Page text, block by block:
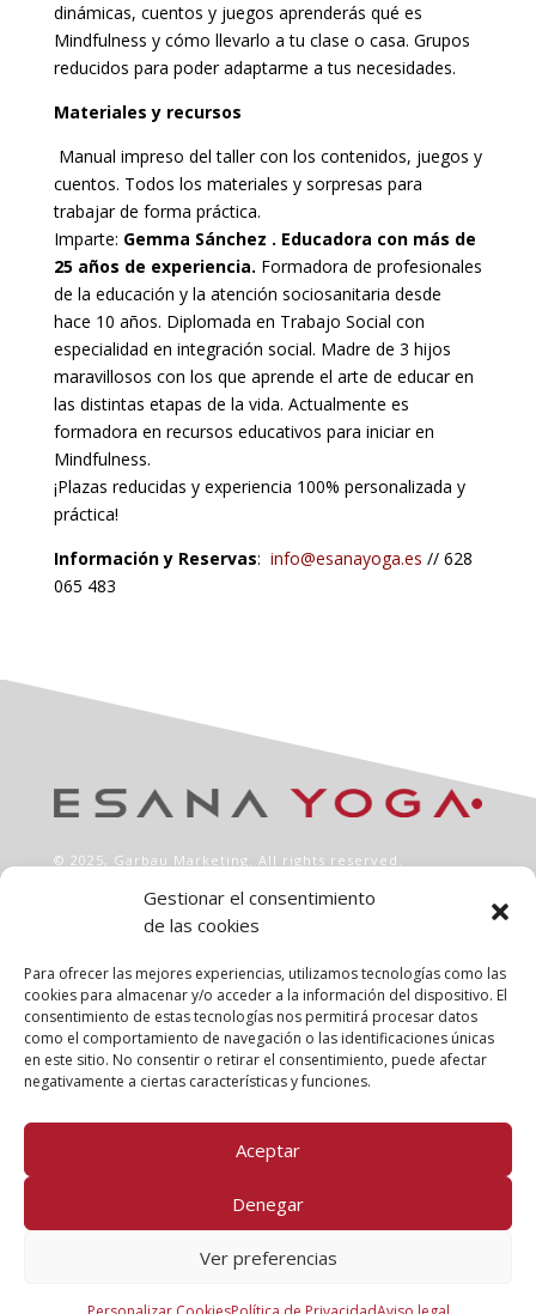
Gestionar el consentimiento
de las cookies
Para ofrecer las mejores experiencias, utilizamos tecnologías como las
cookies para almacenar y/o acceder a la información del dispositivo. El
consentimiento de estas tecnologías nos permitirá procesar datos
como el comportamiento de navegación o las identificaciones únicas
en este sitio. No consentir o retirar el consentimiento, puede afectar
negativamente a ciertas características y funciones.
Aceptar
Denegar
Ver preferencias
dinámicas, cuentos y juegos aprenderás qué es
Mindfulness y cómo llevarlo a tu clase o casa. Grupos
reducidos para poder adaptarme a tus necesidades.
Materiales y recursos
Manual impreso del taller con los contenidos, juegos y
cuentos. Todos los materiales y sorpresas para
trabajar de forma práctica.
Imparte: Gemma Sánchez . Educadora con más de
25 años de experiencia. Formadora de profesionales
de la educación y la atención sociosanitaria desde
hace 10 años. Diplomada en Trabajo Social con
especialidad en integración social. Madre de 3 hijos
maravillosos con los que aprende el arte de educar en
las distintas etapas de la vida. Actualmente es
formadora en recursos educativos para iniciar en
Mindfulness.
¡Plazas reducidas y experiencia 100% personalizada y
práctica!
Información y Reservas: info@esanayoga.es // 628
065 483
© 2025, Garbau Marketing. All rights reserved.
INFO
Aviso legal
Política de privacidad
Política de cookies
Clases
Talleres
FOLLOW US!